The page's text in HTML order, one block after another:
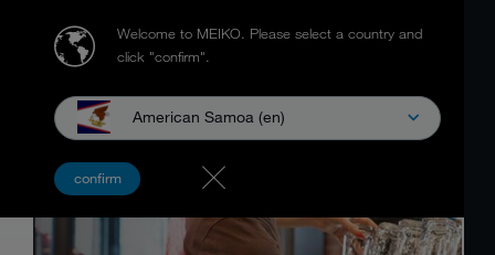
Welcome to MEIKO. Please select a country and
click "confirm".
American Samoa (en)
confirm